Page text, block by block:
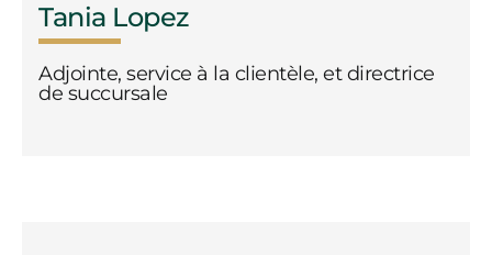
Tania Lopez
Adjointe, service à la clientèle, et directrice
de succursale